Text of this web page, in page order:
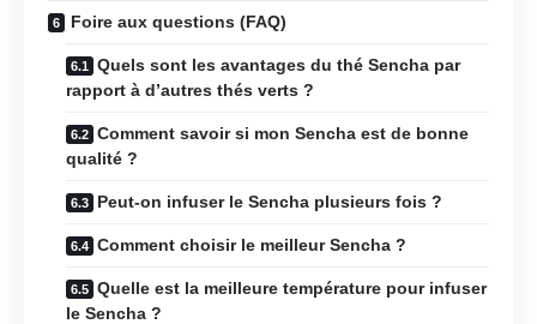
Foire aux questions (FAQ)
Quels sont les avantages du thé Sencha par
rapport à d’autres thés verts ?
Comment savoir si mon Sencha est de bonne
qualité ?
Peut-on infuser le Sencha plusieurs fois ?
Comment choisir le meilleur Sencha ?
Quelle est la meilleure température pour infuser
le Sencha ?